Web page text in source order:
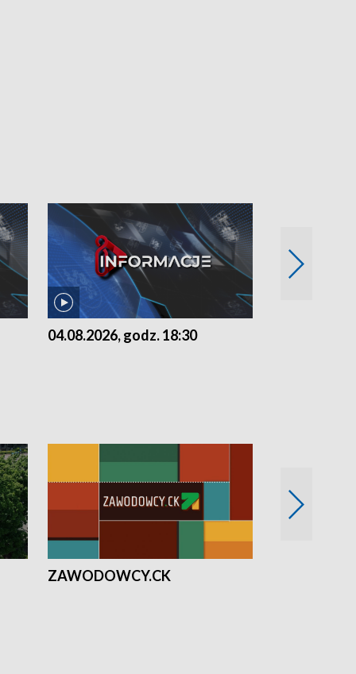
04.08.2026, godz. 18:30
ZAWODOWCY.CK